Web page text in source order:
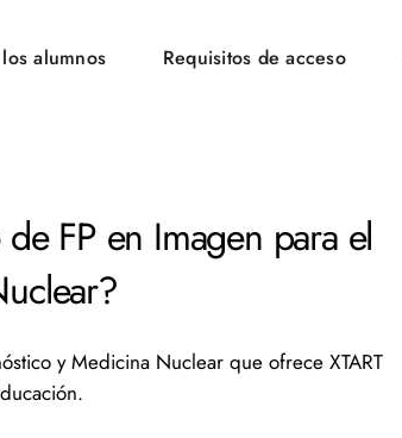
alumnos Requisitos de acceso
FP en Imagen para el
y Medicina Nuclear que ofrece XTART